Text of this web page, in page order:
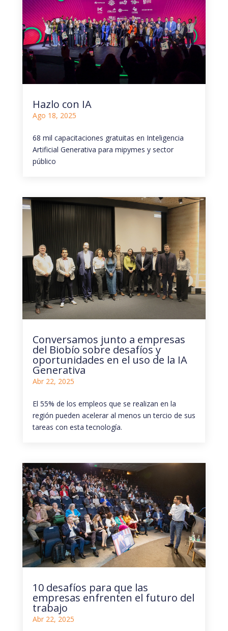
Hazlo con IA
Ago 18, 2025
68 mil capacitaciones gratuitas en Inteligencia
Artificial Generativa para mipymes y sector
público
Conversamos junto a empresas
del Biobío sobre desafíos y
oportunidades en el uso de la IA
Generativa
Abr 22, 2025
El 55% de los empleos que se realizan en la
región pueden acelerar al menos un tercio de sus
tareas con esta tecnología.
10 desafíos para que las
empresas enfrenten el futuro del
trabajo
Abr 22, 2025